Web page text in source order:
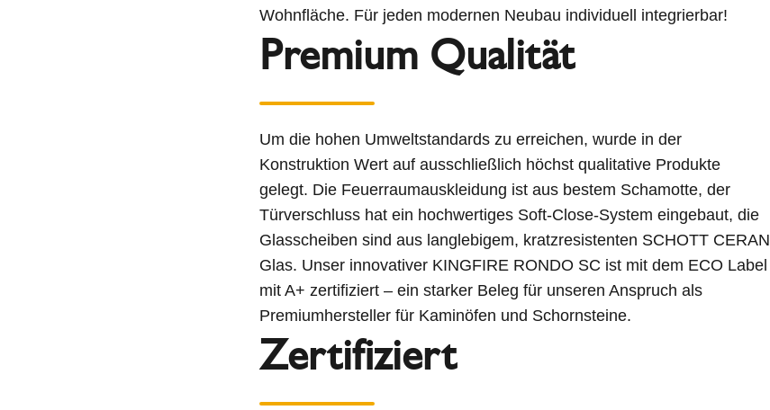
Wohnfläche. Für jeden modernen Neubau individuell integrierbar!
Premium Qualität
Um die hohen Umweltstandards zu erreichen, wurde in der
Konstruktion Wert auf ausschließlich höchst qualitative Produkte
gelegt. Die Feuerraumauskleidung ist aus bestem Schamotte, der
Türverschluss hat ein hochwertiges Soft-Close-System eingebaut, die
Glasscheiben sind aus langlebigem, kratzresistenten SCHOTT CERAN
Glas. Unser innovativer KINGFIRE RONDO SC ist mit dem ECO Label
mit A+ zertifiziert – ein starker Beleg für unseren Anspruch als
Premiumhersteller für Kaminöfen und Schornsteine.
Zertifiziert